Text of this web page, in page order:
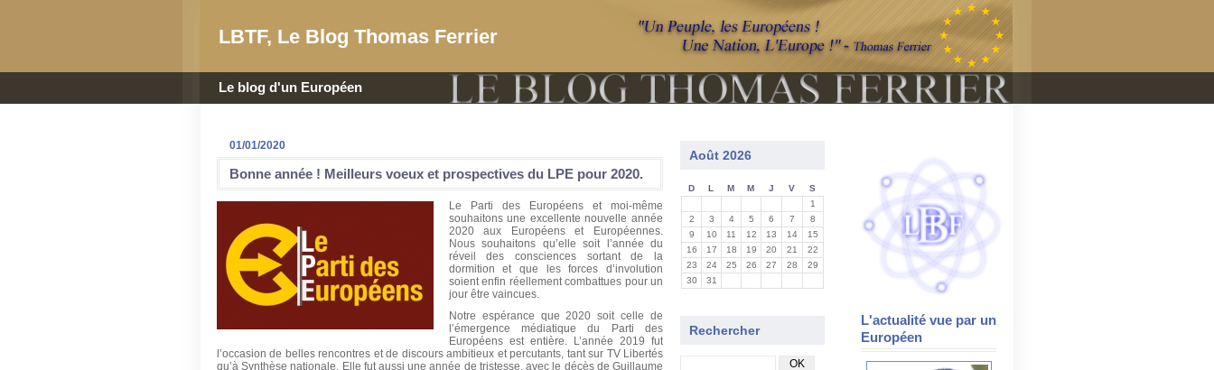
LBTF, Le Blog Thomas Ferrier
Le blog d'un Européen
L'actualité vue par un
Européen
Août 2026
D L M M J V
S
1
2
3 4 5 6 7
8
9
10 11 12 13 14
15
16
17 18 19 20 21
22
23
24 25 26 27 28
29
30
31
Rechercher
01/01/2020
Bonne année ! Meilleurs voeux et prospectives du LPE pour 2020.
Le Parti des Européens et moi-même
souhaitons une excellente nouvelle année
2020 aux Européens et Européennes.
Nous souhaitons qu’elle soit l’année du
réveil des consciences sortant de la
dormition et que les forces d’involution
soient enfin réellement combattues pour un
jour être vaincues.
Notre espérance que 2020 soit celle de
l’émergence médiatique du Parti des
Européens est entière. L’année 2019 fut
l’occasion de belles rencontres et de discours ambitieux et percutants, tant sur TV Libertés
qu’à Synthèse nationale. Elle fut aussi une année de tristesse, avec le décès de Guillaume